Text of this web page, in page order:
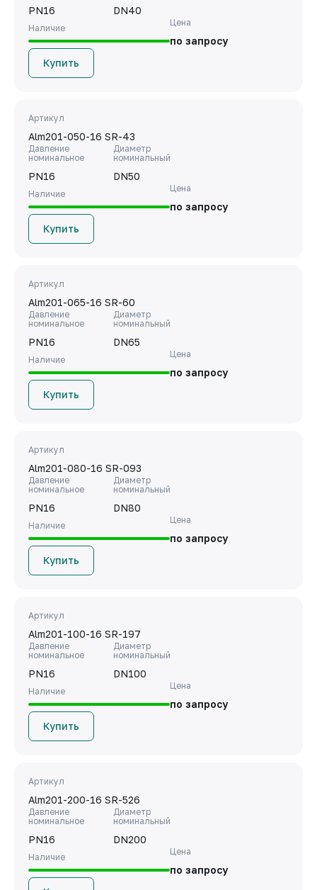
PN16 DN40
Наличие
Цена
по запросу
Купить
Артикул
Alm201-050-16 SR-43
Давление
номинальное
PN16
Диаметр
номинальный
DN50
Наличие
Цена
по запросу
Купить
Артикул
Alm201-065-16 SR-60
Давление
номинальное
PN16
Диаметр
номинальный
DN65
Наличие
Цена
по запросу
Купить
Артикул
Alm201-080-16 SR-093
Давление
номинальное
PN16
Диаметр
номинальный
DN80
Наличие
Цена
по запросу
Купить
Артикул
Alm201-100-16 SR-197
Давление
номинальное
PN16
Диаметр
номинальный
DN100
Наличие
Цена
по запросу
Купить
Артикул
Alm201-200-16 SR-526
Давление
номинальное
PN16
Диаметр
номинальный
DN200
Наличие
Цена
по запросу